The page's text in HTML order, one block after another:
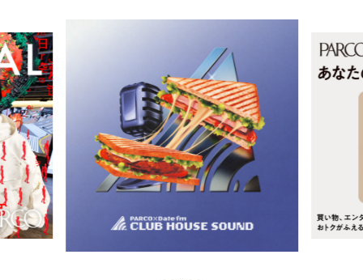
ニュース
レストラン・カフェ
TAX FREE
PARCOメンバーズ
JP
한국어
ภาษาไทย
日本語